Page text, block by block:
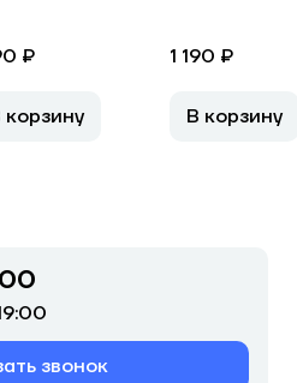
₽
корзину
1 190 ₽
В корзину
звонок